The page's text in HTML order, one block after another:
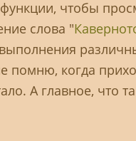
чтобы
слова "
когда
А главное, что